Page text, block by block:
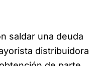
saldar una deuda
distribuidora